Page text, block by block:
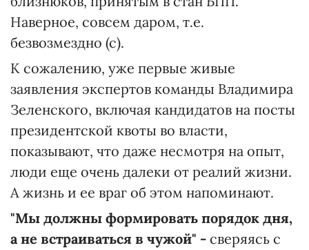
Наверное, совсем даром, т.е.
безвозмездно (с).
К сожалению, уже первые живые
заявления экспертов команды Владимира
Зеленского, включая кандидатов на посты
президентской квоты во власти,
показывают, что даже несмотря на опыт,
люди еще очень далеки от реалий жизни.
А жизнь и ее враг об этом напоминают.
"Мы должны формировать порядок дня,
а не встраиваться в чужой" - сверяясь с